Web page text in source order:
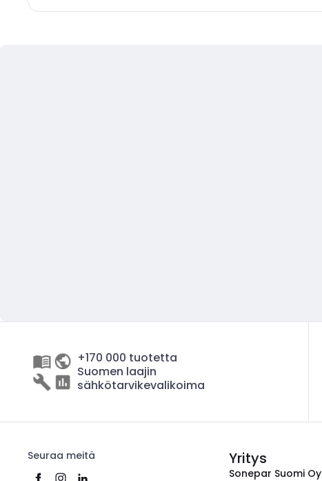
+170 000 tuotetta
Suomen laajin
sähkötarvikevalikoima
Seuraa meitä Yritys
Sonepar Suomi Oy